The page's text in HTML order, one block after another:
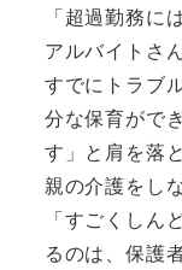
「超過勤務に
アルバイトさ
すでにトラブ
分な保育がで
す」と肩を落
親の介護をし
「すごくしん
るのは、保護